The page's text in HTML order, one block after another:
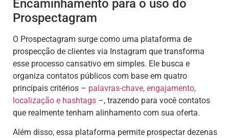
Encaminhamento para o uso do
Prospectagram
O Prospectagram surge como uma plataforma de
prospecção de clientes via Instagram que transforma
esse processo cansativo em simples. Ele busca e
organiza contatos públicos com base em quatro
principais critérios – palavras-chave, engajamento,
localização e hashtags –, trazendo para você contatos
que realmente tenham alinhamento com sua oferta.
Além disso, essa plataforma permite prospectar dezenas